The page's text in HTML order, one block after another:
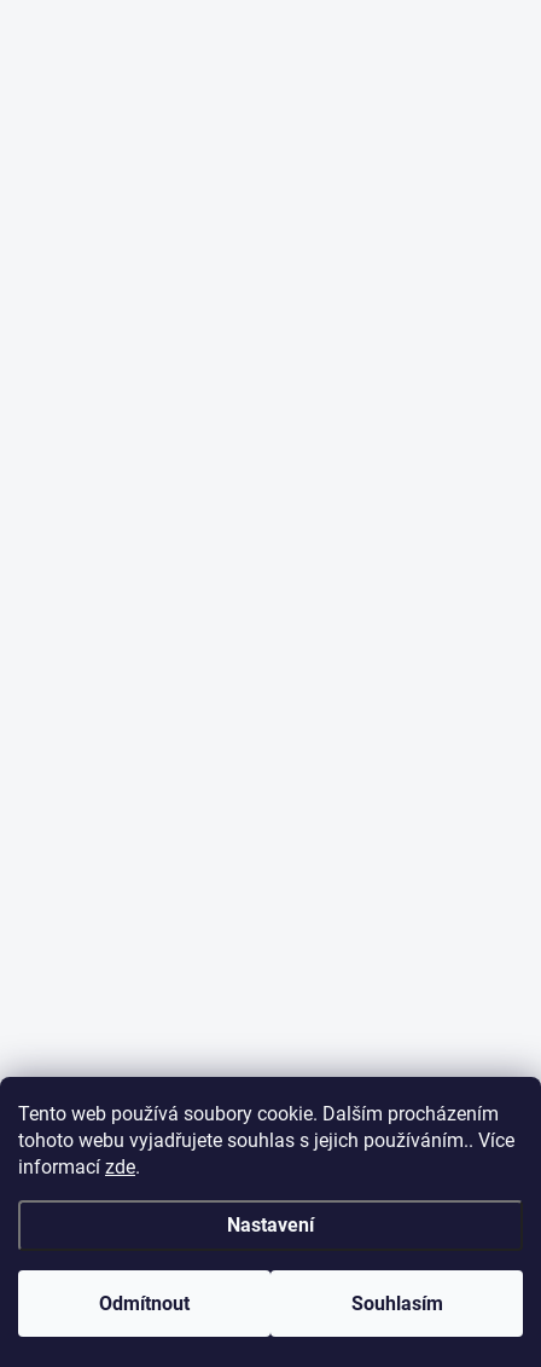
Tento web používá soubory cookie. Dalším procházením
tohoto webu vyjadřujete souhlas s jejich používáním.. Více
informací zde.
Nastavení
Odmítnout Souhlasím